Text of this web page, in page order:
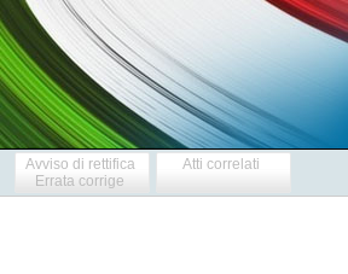
Avviso di rettifica
Errata corrige
Atti correlati